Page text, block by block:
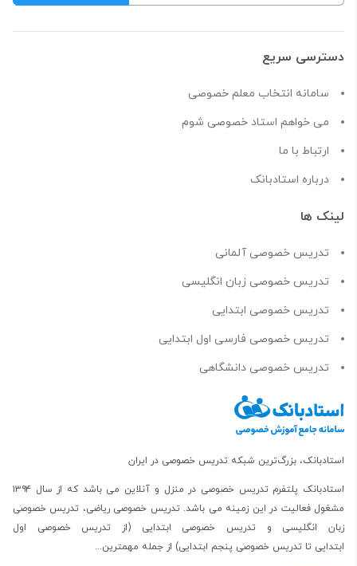
دسترسی سریع
سامانه انتخاب معلم خصوصی
می خواهم استاد خصوصی شوم
ارتباط با ما
درباره استادبانک
لینک ها
تدریس خصوصی آلمانی
تدریس خصوصی زبان انگلیسی
تدریس خصوصی ابتدایی
تدریس خصوصی فارسی اول ابتدایی
تدریس خصوصی دانشگاهی
استادبانک، بزرگ‌ترین شبکه تدریس خصوصی در ایران
استادبانک پلتفرم تدریس خصوصی در منزل و آنلاین
می باشد که از سال ۱۳۹۴
مشغول فعالیت در این زمینه می باشد.تدریس خصوصی ریاضی، تدریس خصوصی
زبان انگلیسی و تدریس خصوصی ابتدایی (از
تدریس خصوصی اول
ابتدایی تا تدریس خصوصی پنجم ابتدایی) از جمله مهمترین...